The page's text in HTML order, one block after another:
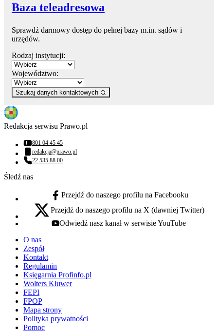
Baza teleadresowa
Sprawdź darmowy dostęp do pełnej bazy m.in. sądów i
urzędów.
Rodzaj instytucji:
Województwo:
Szukaj danych kontaktowych
Redakcja serwisu Prawo.pl
Numer telefonu:
801 04 45 45
Adres email:
redakcja@prawo.pl
Numer telefonu:
22 535 88 00
Śledź nas
facebook - otwiera się w nowej karcie
Przejdź do naszego profilu na Facebooku
x - otwiera się w nowej karcie
Przejdź do naszego profilu na X (dawniej Twitter)
youtube - otwiera się w nowej karcie
Odwiedź nasz kanał w serwisie YouTube
O nas
Zespół
Kontakt
Regulamin
Księgarnia Profinfo.pl
Wolters Kluwer
FEPI
FPOP
Mapa strony
Polityka prywatności
Pomoc